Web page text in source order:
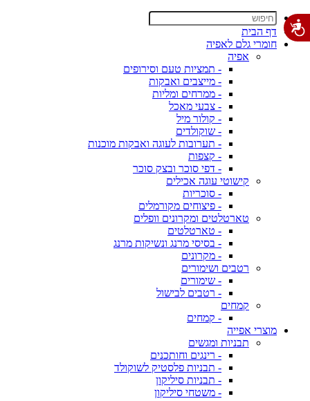
דף הבית
חומרי גלם לאפיה
אפיה
- תמציות טעם וסירופים
- מייצבים ואבקות
- ממרחים ומליות
- צבעי מאכל
- קולור מיל
- שוקולדים
- תערובות לעוגה ואבקות מוכנות
- קצפות
- דפי סוכר ובצק סוכר
קישוטי עוגה אכילים
- סוכריות
- פיצוחים מקורמלים
טארטלטים ומקרונים וופלים
- טארטלטים
- בסיסי מרנג ונשיקות מרנג
- מקרונים
רטבים ושימורים
- שימורים
- רטבים לבישול
קמחים
- קמחים
מוצרי אפייה
תבניות ומגשים
- רינגים וחותכנים
- תבניות פלסטיק לשוקולד
- תבניות סיליקון
- משטחי סיליקון